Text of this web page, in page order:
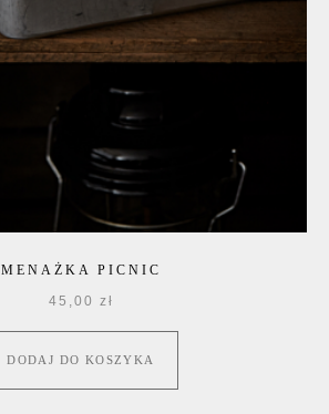
MENAŻKA PICNIC
45,00 zł
DODAJ DO KOSZYKA